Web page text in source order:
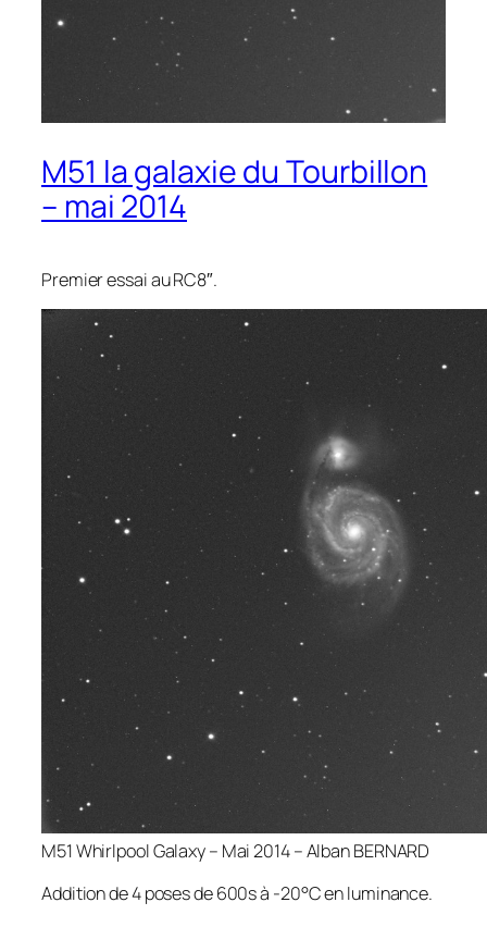
M51 la galaxie du Tourbillon
– mai 2014
Premier essai au RC8″.
M51 Whirlpool Galaxy – Mai 2014 – Alban BERNARD
Addition de 4 poses de 600s à -20°C en luminance.